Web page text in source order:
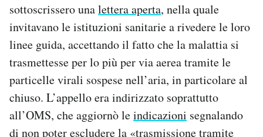
sottoscrissero unalettera aperta, nella quale
invitavano le istituzioni sanitarie a rivedere le loro
linee guida, accettando il fatto che la malattia si
trasmettesse per lo più per via aerea tramite le
particelle virali sospese nell’aria, in particolare al
chiuso. L’appello era indirizzato soprattutto
all’OMS, che aggiornò leindicazioni segnalando
di non poter escludere la «trasmissione tramite